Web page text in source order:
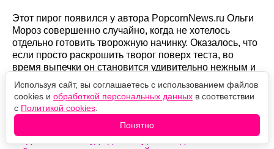
Этот пирог появился у автора PopcornNews.ru Ольги
Мороз совершенно случайно, когда не хотелось
отдельно готовить творожную начинку. Оказалось, что
если просто раскрошить творог поверх теста, во
время выпечки он становится удивительно нежным и
отлично сочетается с кисловатой смородиной.
Читайте также
Когда не знаем, куда девать урожай, делаем ленивые
Используя сайт, вы соглашаетесь с использованием файлов
cookies и обработкой персональных данных в соответствии
с Политикой cookies
Понятно